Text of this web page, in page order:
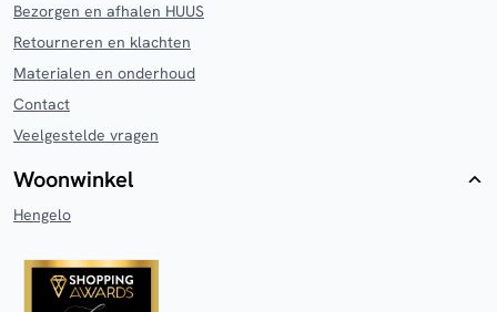
Bezorgen en afhalen HUUS
Retourneren en klachten
Materialen en onderhoud
Contact
Veelgestelde vragen
Woonwinkel
Hengelo